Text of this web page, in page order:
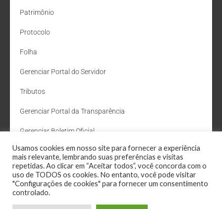
Patrimônio
Protocolo
Folha
Gerenciar Portal do Servidor
Tributos
Gerenciar Portal da Transparência
Gerenciar Boletim Oficial
Departamento de Água e Esgoto
Administração Site
Webmail
Usamos cookies em nosso site para fornecer a experiência
mais relevante, lembrando suas preferências e visitas
repetidas. Ao clicar em “Aceitar todos”, você concorda com o
uso de TODOS os cookies. No entanto, você pode visitar
"Configurações de cookies" para fornecer um consentimento
controlado.